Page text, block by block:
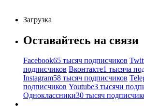
Загрузка
Оставайтесь на связи
Facebook65 тысяч подписчиков
подписчиков Вконтакте1 тысяча
Instagram58 тысяч подписчиков
подписчиков Youtube3 тысячи
Одноклассники30 тысяч